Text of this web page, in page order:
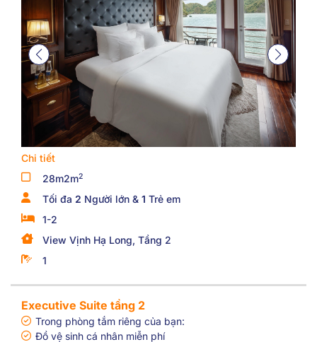
Chi tiết
28m2m2
Tối đa 2 Người lớn & 1 Trẻ em
1-2
View Vịnh Hạ Long, Tầng 2
1
Executive Suite tầng 2
Trong phòng tắm riêng của bạn:
Đồ vệ sinh cá nhân miễn phí